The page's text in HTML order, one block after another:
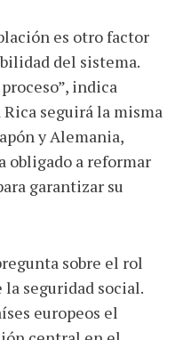
es otro factor
del sistema.
indica
seguirá la misma
y Alemania,
obligado a reformar
garantizar su
sobre el rol
seguridad social.
europeos el